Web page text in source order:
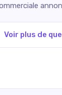
Voir plus de